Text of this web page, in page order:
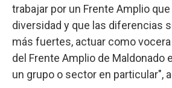
trabajar por un Frente Amplio
diversidad y que las diferencias
más fuertes, actuar como
del Frente Amplio de Maldonado
un grupo o sector en particular",